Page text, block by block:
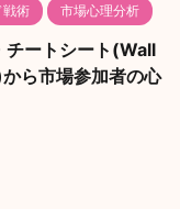
戦術 市場心理分析
チートシート(Wall
ら市場参加者の心